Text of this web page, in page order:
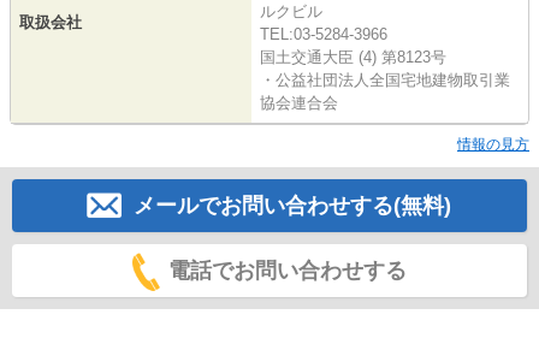
取扱会社
ルクビル
TEL:03-5284-3966
国土交通大臣 (4) 第8123号
・公益社団法人全国宅地建物取引業
協会連合会
情報の見方
メールでお問い合わせする(無料)
電話でお問い合わせする